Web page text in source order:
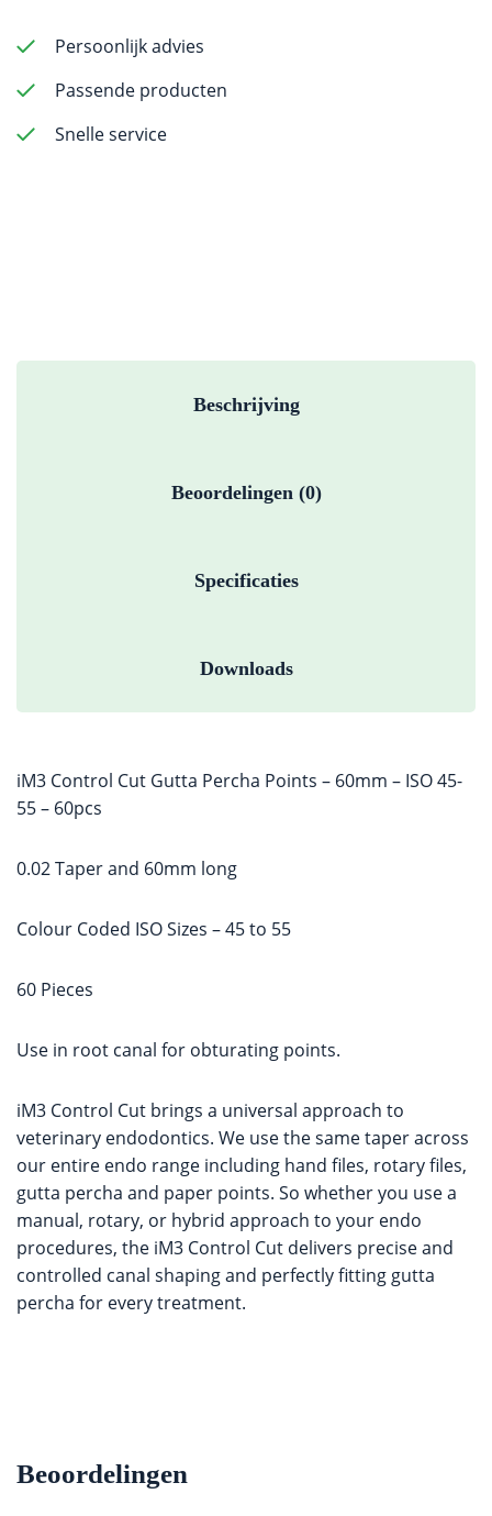
-
45-
55
Persoonlijk advies
Passende producten
Snelle service
Beschrijving
Beoordelingen (0)
Specificaties
Downloads
iM3 Control Cut Gutta Percha Points – 60mm – ISO 45-
55 – 60pcs
0.02 Taper and 60mm long
Colour Coded ISO Sizes – 45 to 55
60 Pieces
Use in root canal for obturating points.
iM3 Control Cut brings a universal approach to
veterinary endodontics. We use the same taper across
our entire endo range including hand files, rotary files,
gutta percha and paper points. So whether you use a
manual, rotary, or hybrid approach to your endo
procedures, the iM3 Control Cut delivers precise and
controlled canal shaping and perfectly fitting gutta
percha for every treatment.
Beoordelingen